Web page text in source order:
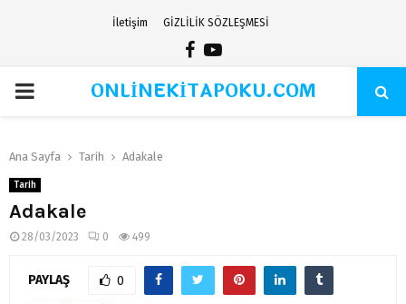
İletişim GİZLİLİK SÖZLEŞMESİ
Facebook
Youtube
PRIMARYONLİNEKİTAPOKU.COM
Ana Sayfa Tarih Adakale
Tarih
Adakale
28/03/2023 0 499
PAYLAŞ 0